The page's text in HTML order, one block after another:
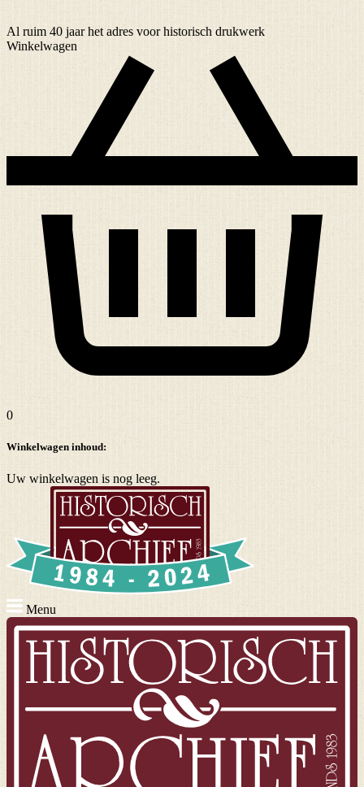
Al ruim 40 jaarhet adres voor historisch drukwerk
Winkelwagen
0
Winkelwagen inhoud:
Uw winkelwagen is nog leeg.
Menu